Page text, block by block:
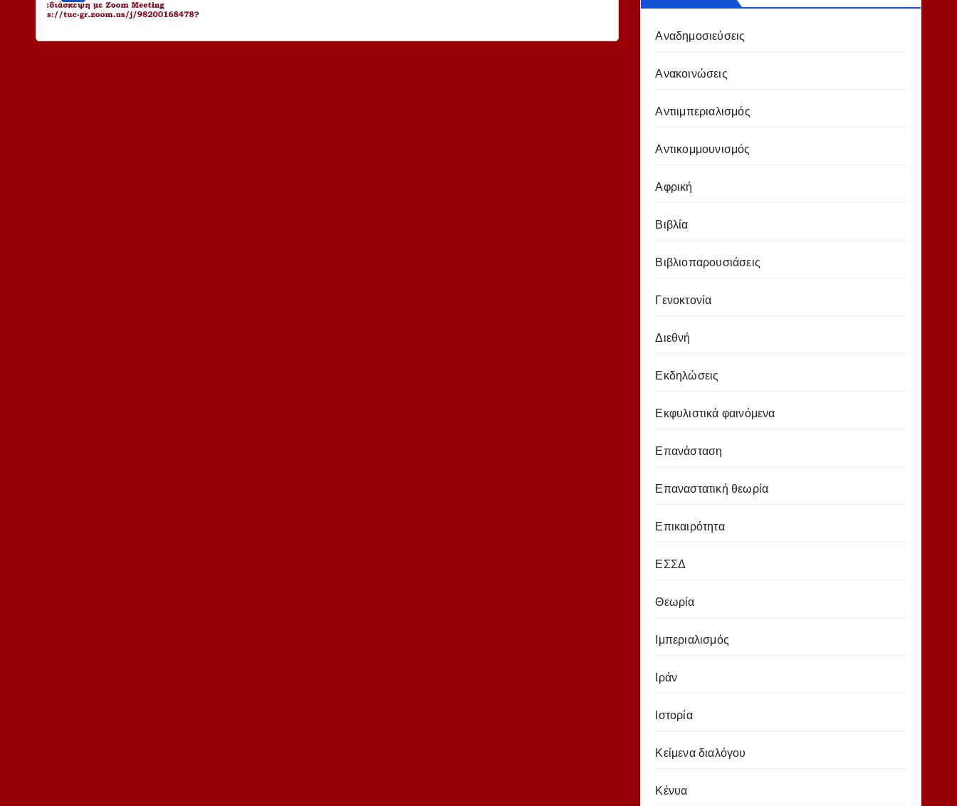
Αναδημοσιεύσεις
Ανακοινώσεις
Αντιιμπεριαλισμός
Αντικομμουνισμός
Αφρική
Βιβλία
Βιβλιοπαρουσιάσεις
Γενοκτονία
Διεθνή
Εκδηλώσεις
Εκφυλιστικά φαινόμενα
Επανάσταση
Επαναστατική θεωρία
Επικαιρότητα
ΕΣΣΔ
Θεωρία
Ιμπεριαλισμός
Ιράν
Ιστορία
Κείμενα διαλόγου
Κένυα